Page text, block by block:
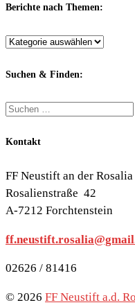
Monaten:
Berichte nach Themen:
Berichte
Themen:
Suchen & Finden:
Suche
Kontakt
FF Neustift an der Rosalia
Rosalienstraße 42
A-7212 Forchtenstein
02626 / 81416
© 2026 FF Neustift a.d.